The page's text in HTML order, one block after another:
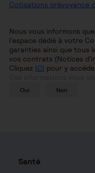
Cotisations prévoyance
Nous vous informons
l'espace dédié à votre
garanties ainsi que tous
vos contrats (Notices
Cliquez ICI pour y
Oui Non
Santé